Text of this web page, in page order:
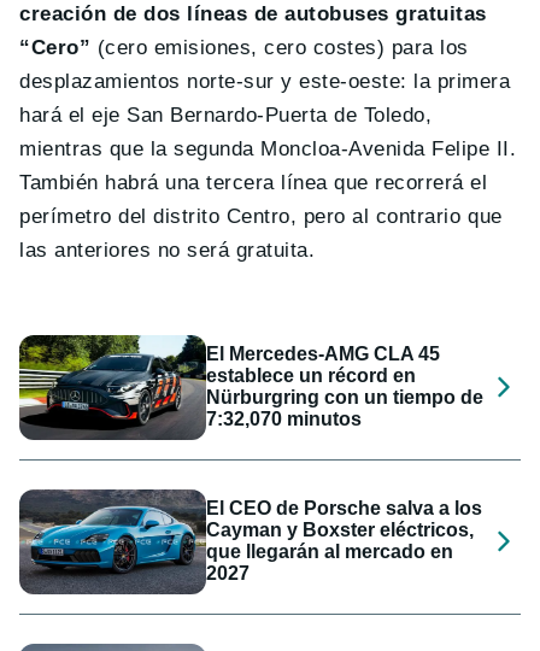
creación de dos líneas de autobuses gratuitas
“Cero” (cero emisiones, cero costes) para los
desplazamientos norte-sur y este-oeste: la primera
hará el eje San Bernardo-Puerta de Toledo,
mientras que la segunda Moncloa-Avenida Felipe II.
También habrá una tercera línea que recorrerá el
perímetro del distrito Centro, pero al contrario que
las anteriores no será gratuita.
El Mercedes-AMG CLA 45
establece un récord en
Nürburgring con un tiempo de
7:32,070 minutos
El CEO de Porsche salva a los
Cayman y Boxster eléctricos,
que llegarán al mercado en
2027